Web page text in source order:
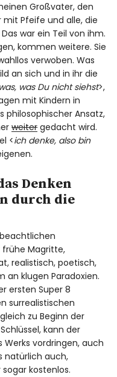
Großvater, den
Pfeife und alle, die
war ein Teil von ihm.
kommen weitere. Sie
verwoben. Was
an sich und in ihr die
was Du nicht siehst>,
mit Kindern in
philosophischer Ansatz,
weitergedacht wird.
<ich denke, also bin
Denken
durch die
frühe Magritte,
realistisch, poetisch,
an klugen Paradoxien.
ersten Super 8
surrealistischen
zu Beginn der
kann der
Werks vordringen, auch
natürlich auch,
kostenlos.